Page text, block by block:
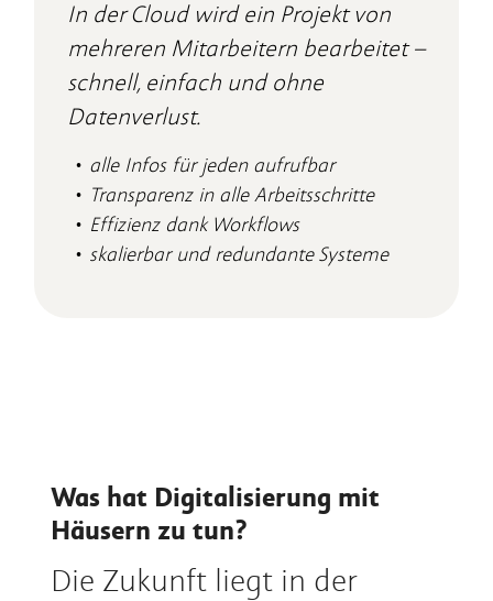
In der Cloud wird ein Projekt von
mehreren Mitarbeitern bearbeitet –
schnell, einfach und ohne
Datenverlust.
alle Infos für jeden aufrufbar
Transparenz in alle Arbeitsschritte
Effizienz dank Workflows
skalierbar und redundante Systeme
Was hat Digitalisierung mit
Häusern zu tun?
Die Zukunft liegt in der